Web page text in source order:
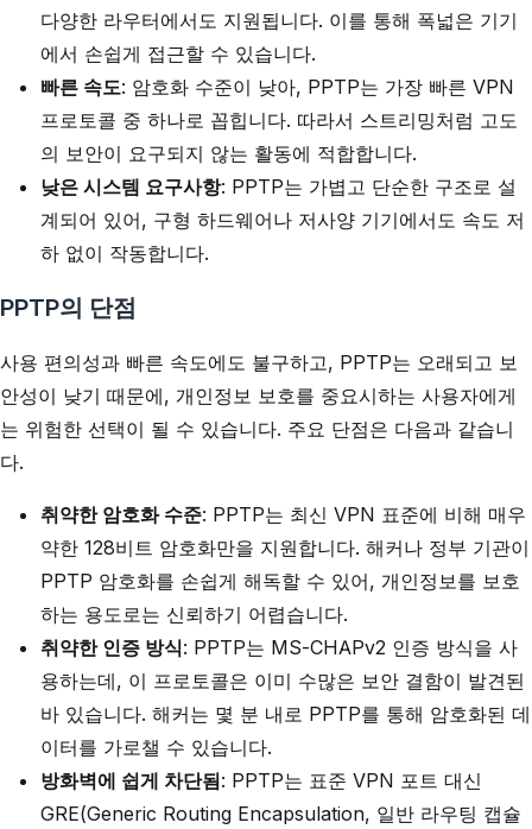
다양한 라우터에서도 지원됩니다. 이를 통해 폭넓은 기기
에서 손쉽게 접근할 수 있습니다.
빠른 속도: 암호화 수준이 낮아, PPTP는 가장 빠른 VPN
프로토콜 중 하나로 꼽힙니다. 따라서 스트리밍처럼 고도
의 보안이 요구되지 않는 활동에 적합합니다.
낮은 시스템 요구사항: PPTP는 가볍고 단순한 구조로 설
계되어 있어, 구형 하드웨어나 저사양 기기에서도 속도 저
하 없이 작동합니다.
PPTP의 단점
사용 편의성과 빠른 속도에도 불구하고, PPTP는 오래되고 보
안성이 낮기 때문에, 개인정보 보호를 중요시하는 사용자에게
는 위험한 선택이 될 수 있습니다. 주요 단점은 다음과 같습니
다.
취약한 암호화 수준: PPTP는 최신 VPN 표준에 비해 매우
약한 128비트 암호화만을 지원합니다. 해커나 정부 기관이
PPTP 암호화를 손쉽게 해독할 수 있어, 개인정보를 보호
하는 용도로는 신뢰하기 어렵습니다.
취약한 인증 방식: PPTP는 MS-CHAPv2 인증 방식을 사
용하는데, 이 프로토콜은 이미 수많은 보안 결함이 발견된
바 있습니다. 해커는 몇 분 내로 PPTP를 통해 암호화된 데
이터를 가로챌 수 있습니다.
방화벽에 쉽게 차단됨: PPTP는 표준 VPN 포트 대신
GRE(Generic Routing Encapsulation, 일반 라우팅 캡슐